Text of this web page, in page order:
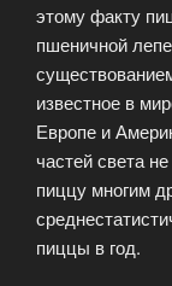
этому факту
пшеничной
известное в
Европе и
частей света
пиццу многим
пиццы в год.